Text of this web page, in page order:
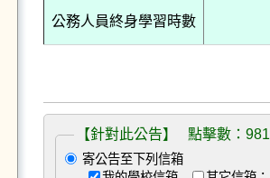
公務人員終身學習時數
【針對此公告】 點擊數：981
寄公告至下列信箱